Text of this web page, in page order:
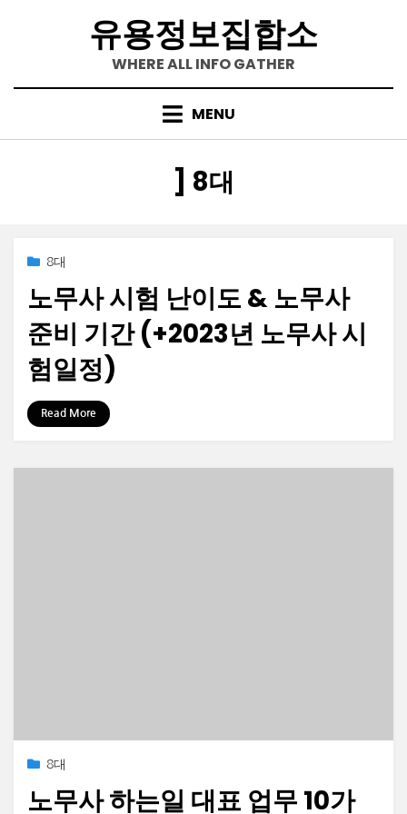
유용정보집합소
WHERE ALL INFO GATHER
MENU
[카테고리
:] 8대
Posted2023-04-17
8대
노무사 시험 난이도 & 노무사
준비 기간 (+2023년 노무사 시
험일정)
by 정보수집가
Read More
Posted2023-04-13
8대
노무사 하는일 대표 업무 10가